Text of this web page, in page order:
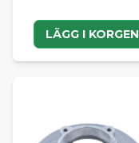
LÄGG I KORGEN